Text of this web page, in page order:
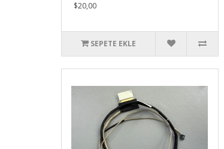
$20,00
SEPETE EKLE